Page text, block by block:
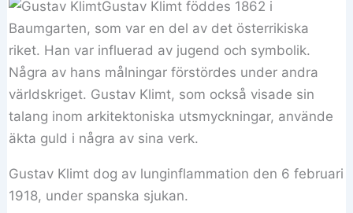
Gustav Klimt föddes 1862 i
Baumgarten, som var en del av det österrikiska
riket. Han var influerad av jugend och symbolik.
Några av hans målningar förstördes under andra
världskriget. Gustav Klimt, som också visade sin
talang inom arkitektoniska utsmyckningar, använde
äkta guld i några av sina verk.
Gustav Klimt dog av lunginflammation den 6 februari
1918, under spanska sjukan.